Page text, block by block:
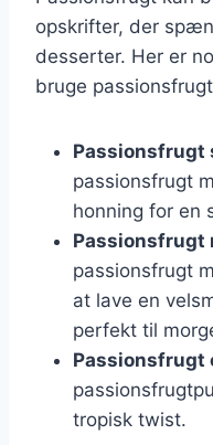
opskrifter, der
desserter. Her er
bruge
Passionsfrugt
passionsfrugt
honning for en
Passionsfrugt
passionsfrugt
at lave en
perfekt til
Passionsfrugt
tropisk twist.